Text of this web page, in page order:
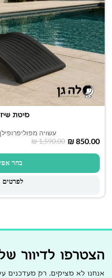
מיטת
עשויה מפוליפרופילן |
₪1,590.00 ₪ 850.00
בחר
לפרטים
הצטרפו לדיוור
אנחנו לא מציקים, רק מעדכנים